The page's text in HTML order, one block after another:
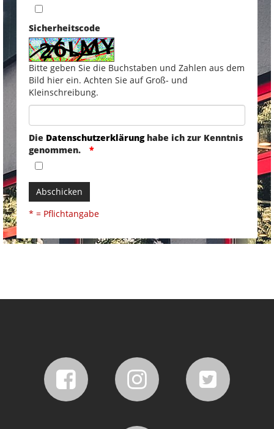
Sicherheitscode
Bitte geben Sie die Buchstaben und Zahlen aus dem
Bild hier ein. Achten Sie auf Groß- und
Kleinschreibung.
Die Datenschutzerklärunghabe ich zur Kenntnis
genommen.
Abschicken
* = Pflichtangabe